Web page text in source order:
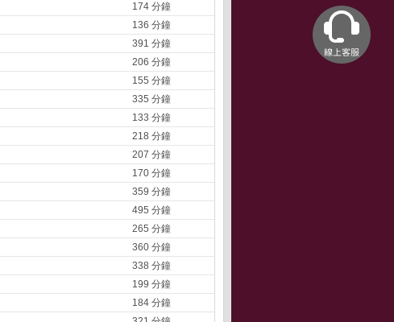
174 分鐘
136 分鐘
391 分鐘
206 分鐘
155 分鐘
335 分鐘
133 分鐘
218 分鐘
207 分鐘
170 分鐘
359 分鐘
495 分鐘
265 分鐘
360 分鐘
338 分鐘
199 分鐘
184 分鐘